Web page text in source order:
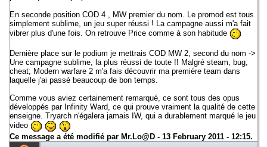
En seconde position COD 4 , MW premier du nom. Le promod est tous
simplement sublime, un jeu super réussi ! La campagne aussi m'a fait
vibrer plus d'une fois. On retrouve Price comme à son habitude
Dernière place sur le podium je mettrais COD MW 2, second du nom ->
Une campagne sublime, la plus réussi de toute !! Malgré steam, bug,
cheat; Modern warfare 2 m'a fais découvrir ma première team dans
laquelle j'ai passé beaucoup de bon temps.
Comme vous aviez certainement remarqué, ce sont tous des opus
développés par Infinity Ward, ce qui prouve vraiment la qualité de cette
enseigne. Tryarch n'égalera jamais IW, qui a durablement marqué le jeu
video
Ce message a été modifié par Mr.Lo@D - 13 February 2011 - 12:15.